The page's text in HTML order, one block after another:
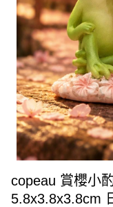
copeau 賞櫻小
5.8x3.8x3.8cm